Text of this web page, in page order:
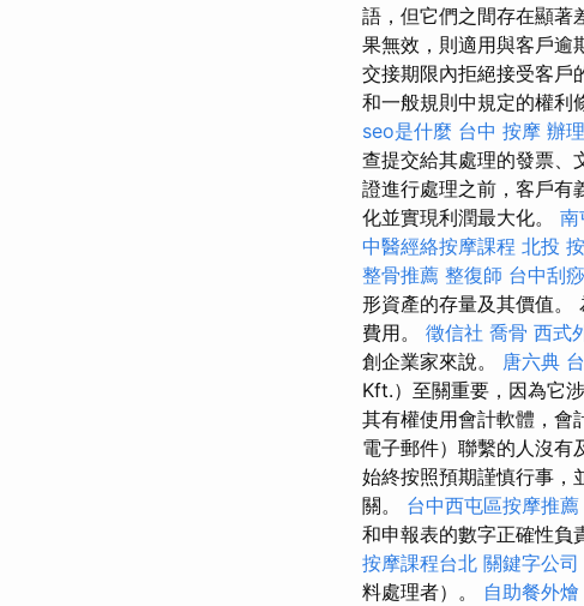
語，但它們之間存在顯著
果無效，則適用與客戶逾
交接期限內拒絕接受客戶
和一般規則中規定的權利
seo是什麼 台中 按摩 辦
查提交給其處理的發票、
證進行處理之前，客戶有
化並實現利潤最大化。 南
中醫經絡按摩課程 北投
整骨推薦 整復師 台中刮痧
形資產的存量及其價值。
費用。 徵信社 喬骨 西式
創企業家來說。 唐六典
Kft.）至關重要，因為它
其有權使用會計軟體，會
電子郵件）聯繫的人沒有
始終按照預期謹慎行事，
關。 台中西屯區按摩推薦
和申報表的數字正確性負
按摩課程台北 關鍵字公司
料處理者）。 自助餐外燴